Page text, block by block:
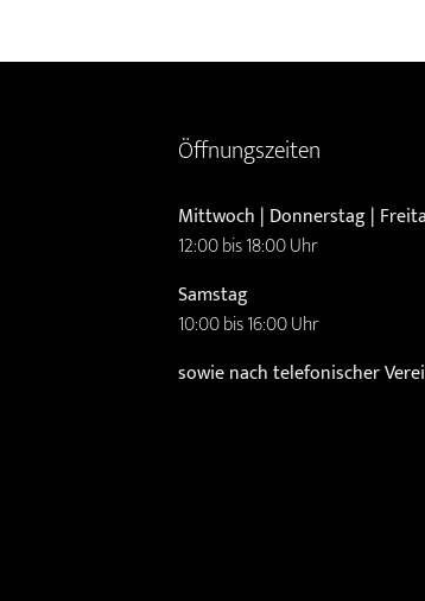
Öffnungszeiten
Mittwoch | Donnerstag |
12:00 bis 18:00 Uhr
Samstag
10:00 bis 16:00 Uhr
sowie nach telefonischer